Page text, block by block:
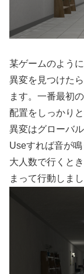
某ゲームのよう
異変を見つけた
ます。一番最初
配置をしっかり
異変はグローバ
Useすれば音が
大人数で行くと
まって行動しまし